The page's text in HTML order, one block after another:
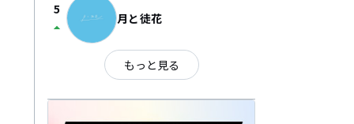
5
arrow_drop_up 月と徒花
もっと見る